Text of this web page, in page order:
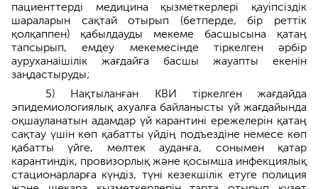
пациенттерді медицина қызметкерлері қауіпсіздік
шараларын сақтай отырып (бетперде, бір реттік
қолқаппен) қабылдауды мекеме басшысына қатаң
тапсырып, емдеу мекемесінде тіркелген әрбір
ауруханаішілік жағдайға басшы жауапты екенін
заңдастыруды;
5) Нақтыланған КВИ тіркелген жағдайда
эпидемиологиялық ахуалға байланысты үй жағдайында
оқшауланатын адамдар үй карантині ережелерін қатаң
сақтау үшін көп қабатты үйдің подъездіне немесе көп
қабатты үйге, мөлтек ауданға, сонымен қатар
карантиндік, провизорлық және қосымша инфекциялық
стационарларға күндіз, түні кезекшілік етуге полиция